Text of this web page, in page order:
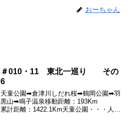
おーちゃん
＃010・11 東北一巡り その
6
天童公園➡倉津川しだれ桜➡鶴岡公園➡羽
黒山➡鳴子温泉移動距離：193Km
累計距離：1422.1Km天童公園・・・人間